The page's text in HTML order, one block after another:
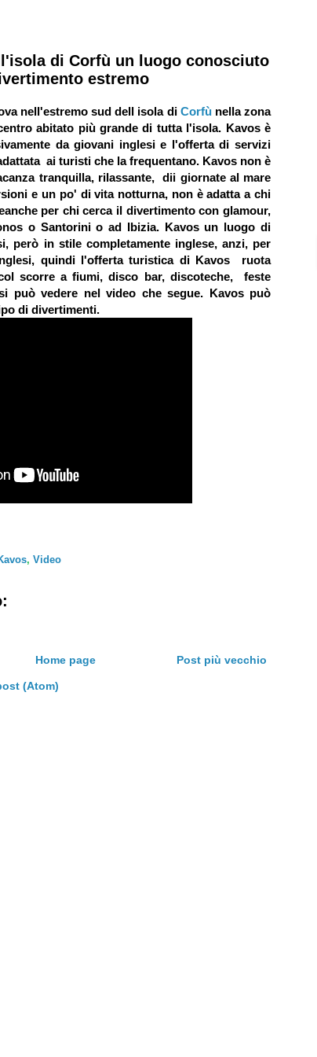
di Corfù un luogo conosciuto
estremo
nell'estremo sud dell isola di Corfùnella zona
abitato più grande di tutta l'isola. Kavos è
da giovani inglesi e l'offerta di servizi
ai turisti che la frequentano. Kavos non è
tranquilla, rilassante, dii giornate al mare
e un po' di vita notturna, non è adatta a chi
per chi cerca il divertimento con glamour,
o Santorini o ad Ibizia. Kavos un luogo di
però in stile completamente inglese, anzi, per
quindi l'offerta turistica di Kavos ruota
scorre a fiumi, disco bar, discoteche, feste
può vedere nel video che segue. Kavos può
di divertimenti.
, Video
Post più vecchio
Home page
(Atom)